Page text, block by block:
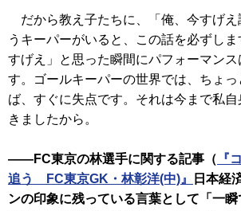
だから教え子たちに、「俺、今すげえ
うキーパーがいると、この話を必ずし
すげえ」と思った瞬間にパフォーマンス
す。ゴールキーパーの世界では、ちょ
ば、すぐに失点です。それは今まで私
きましたから。
――FC東京の林選手に関する記事（ 『
追う FC東京GK・林彰洋(中)』
日本経
ンの印象に残っている言葉として「一